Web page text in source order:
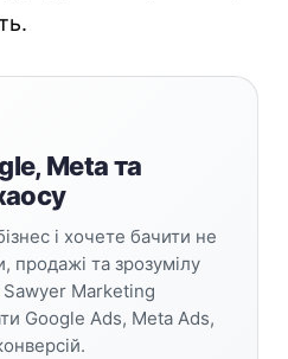
Meta та
і хочете бачити не
продажі та зрозумілу
Marketing
Google Ads, Meta Ads,